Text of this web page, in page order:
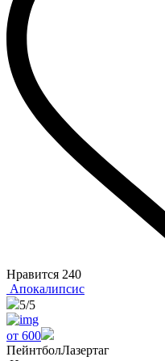
Нравится 240
Апокалипсис
5/5
от 600
ПейнтболЛазертаг